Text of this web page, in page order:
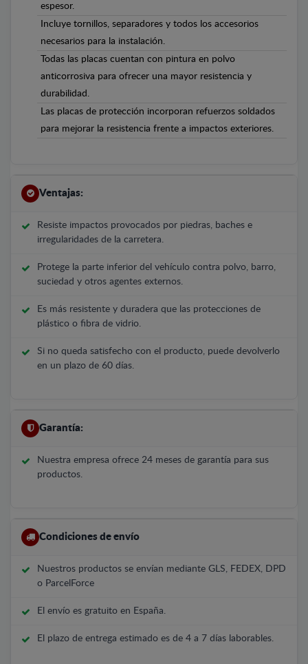
espesor.
Incluye tornillos, separadores y todos los accesorios
necesarios para la instalación.
Todas las placas cuentan con pintura en polvo
anticorrosiva para ofrecer una mayor resistencia y
durabilidad.
Las placas de protección incorporan refuerzos soldados
para mejorar la resistencia frente a impactos exteriores.
Ventajas:
Resiste impactos provocados por piedras, baches e
irregularidades de la carretera.
Protege la parte inferior del vehículo contra polvo, barro,
suciedad y otros agentes externos.
Es más resistente y duradera que las protecciones de
plástico o fibra de vidrio.
Si no queda satisfecho con el producto, puede devolverlo
en un plazo de 60 días.
Garantía:
Nuestra empresa ofrece 24 meses de garantía para sus
productos.
Condiciones de envío
Nuestros productos se envían mediante GLS, FEDEX, DPD
o ParcelForce
El envío es gratuito en España.
El plazo de entrega estimado es de 4 a 7 días laborables.